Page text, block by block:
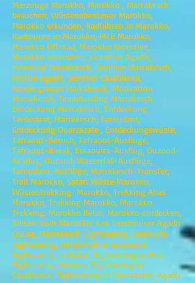
Merzouga Marokko, Marokko , Marrakesch
besuchen, Wüstenabenteuer Marokko,
Marokko erkunden, Radfahren in Marokko,
Radtouren in Marokko, MTB Marokko,
Marokko Offroad, Marokko Incentive,
Marokko Incentives, Incentive Agadir,
Incentive Marrakesch, Seminar Marrakesch,
Woche Agadir, Seminar Casablanca,
Sondergruppe Marrakesch, Motivation
Marrakesch, Teambuilding Marrakesch,
Entdeckung Marrakesch, Entdeckung
Taroudant, Marrakesch, Taroudant,
Entdeckung Ouarzazate , Entdeckungswüste,
Tafraout-Besuch, Tafraout-Ausflüge,
Tafraout-Biwak, Essaouira-Ausflug, Ouzoud-
Ausflug, Ouzoud-Wasserfall-Ausflüge,
Taroudant-Ausflüge, Marrakesch-Transfer;
Trail Marokko, Safari Wüste Marokko,
Wüstentrekking Marokko, Trekking Atlas
Marokko, Trekking Marokko, Marokko
Trekking, Marokko Reise, Marokko entdecken,
Reisen nach Marokko, 4x4 Landcruiser Agadir
Cruise, Marrakesch Sightseeing, Essaouira
Sightseeing, Aufenthalt in Essoauira,
Sightseeing in Rabat, Sightseeing in Fez,
Sightseeing Meknes, Sightseeing in
Casablanca, Sightseeing in Ouarzazate, Agadir